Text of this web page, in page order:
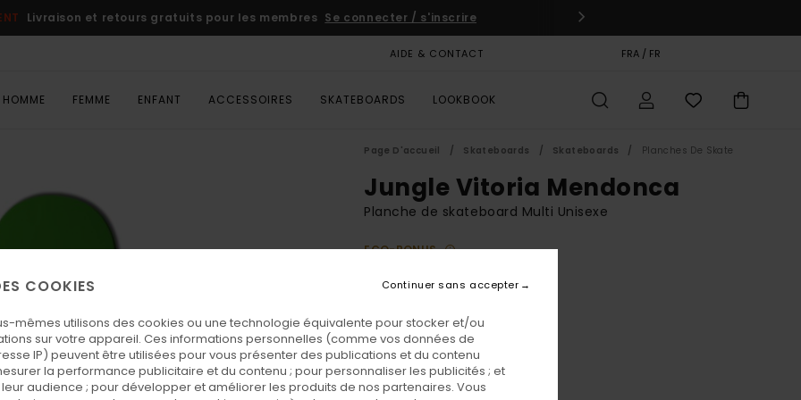
Livraison et retours gratuits pour les membres Se connecter / s'inscrire
AIDE & CONTACT FRA / FR
HOMME FEMME ENFANT ACCESSOIRES SKATEBOARDS LOOKBOOK
Page D'accueil Skateboards Skateboards Planches De Skate
Jungle Vitoria Mendonca
Planche de skateboard Multi Unisexe
ECO-BONUS
75,00 €
CouleurAssorted
COOKIES
mêmes utilisons des cookies ou une technologie équivalente pour stocker et/ou
sur votre appareil. Ces informations personnelles (comme vos données de
IP) peuvent être utilisées pour vous présenter des publications et du contenu
la performance publicitaire et du contenu ; pour personnaliser les publicités ; et
audience ; pour développer et améliorer les produits de nos partenaires. Vous
Continuer sans accepter